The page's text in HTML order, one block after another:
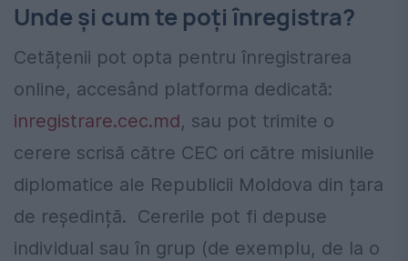
Unde și cum te poți înregistra?
Cetățenii pot opta pentru înregistrarea
online, accesând platforma dedicată:
inregistrare.cec.md, sau pot trimite o
cerere scrisă către CEC ori către misiunile
diplomatice ale Republicii Moldova din țara
de reședință. Cererile pot fi depuse
individual sau în grup (de exemplu, de la o